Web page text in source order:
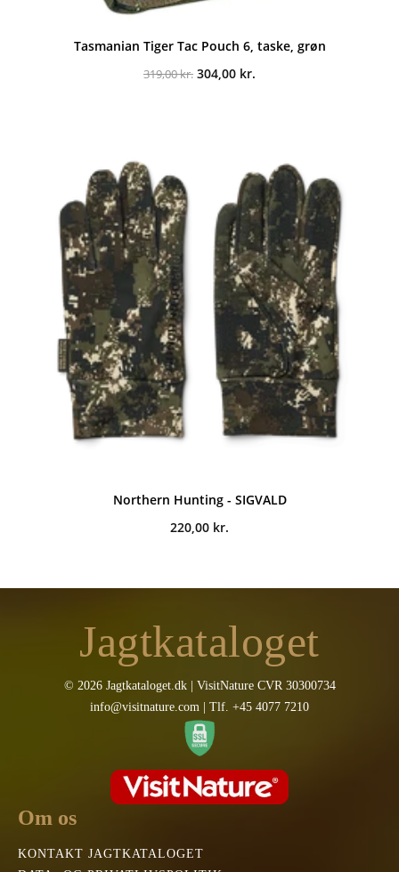
Tasmanian Tiger Tac Pouch 6, taske, grøn
319,00kr. Den
304,00 kr.
Northern Hunting - SIGVALD
220,00 kr.
Jagtkataloget
© 2026 Jagtkataloget.dk | VisitNature CVR 30300734
info@visitnature.com | Tlf. +45 4077 7210
Om os
KONTAKT JAGTKATALOGET